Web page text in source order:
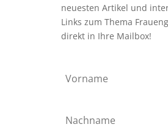
neuesten Artikel und
Links zum Thema
direkt in Ihre Mailbox!